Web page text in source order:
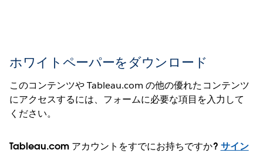
ホワイトペーパーをダウンロード
このコンテンツや Tableau.com の他の優れたコンテンツ
にアクセスするには、フォームに必要な項目を入力して
ください。
Tableau.com アカウントをすでにお持ちですか? サイン